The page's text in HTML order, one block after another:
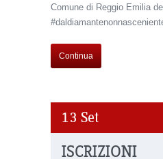
Comune di Reggio Emilia
Continua
13 Set
ISCRIZIONI